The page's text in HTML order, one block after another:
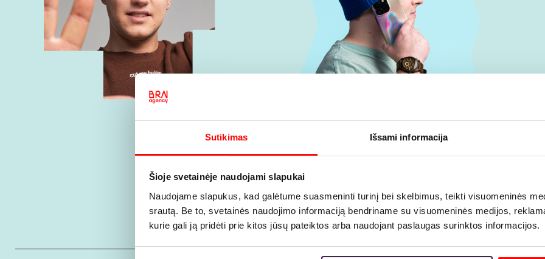
Sutikimas Išsami informacija
Šioje svetainėje naudojami slapukai
Naudojame slapukus, kad galėtume suasmeninti turinį bei skelbimus, teikti visuomeninės
srautą. Be to, svetainės naudojimo informaciją bendriname su visuomeninės medijos,
kurie gali ją pridėti prie kitos jūsų pateiktos arba naudojant paslaugas surinktos informacijos.